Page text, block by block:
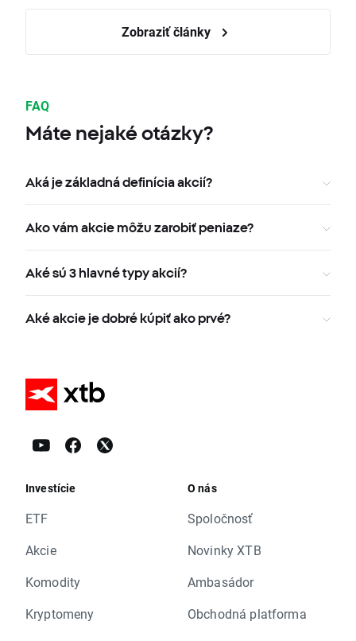
Zobraziť články
FAQ
Máte nejaké otázky?
Aká je základná definícia akcií?
Ako vám akcie môžu zarobiť peniaze?
Aké sú 3 hlavné typy akcií?
Aké akcie je dobré kúpiť ako prvé?
Investície
ETF
Akcie
Komodity
Kryptomeny
O nás
Spoločnosť
Novinky XTB
Ambasádor
Obchodná platforma